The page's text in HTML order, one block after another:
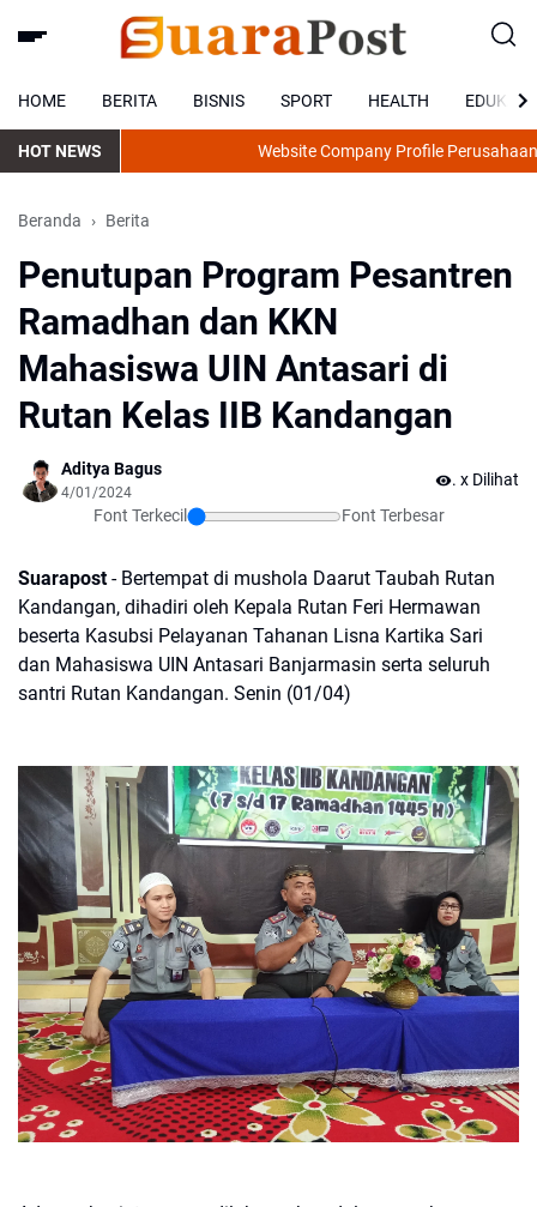
HOME BERITA BISNIS SPORT HEALTH EDUKASI
HOT NEWS Website Company Profile Perusahaan
Beranda Berita
Penutupan Program Pesantren
Ramadhan dan KKN
Mahasiswa UIN Antasari di
Rutan Kelas IIB Kandangan
Aditya Bagus
4/01/2024
Font Terkecil Font Terbesar
. x Dilihat
Suarapost- Bertempat di mushola Daarut Taubah Rutan
Kandangan, dihadiri oleh Kepala Rutan Feri Hermawan
beserta Kasubsi Pelayanan Tahanan Lisna Kartika Sari
dan Mahasiswa UIN Antasari Banjarmasin serta seluruh
santri Rutan Kandangan. Senin (01/04)